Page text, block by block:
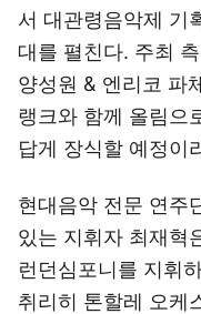
서 대관령음악제 기
대를 펼친다. 주최
양성원 & 엔리코 파
랭크와 함께 올림으
답게 장식할 예정이
현대음악 전문 연주
있는 지휘자 최재혁
런던심포니를 지휘
취리히 톤할레 오케